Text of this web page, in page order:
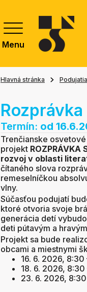
Menu
Hlavná stránka Podujatia
Termín: od
Trenčianske
projekt ROZPRÁVKA
rozvoj v oblasti
čítaného slova
remeselníčkou
vlny.
Súčasťou podujatí
ktoré otvoria svoje
generácia detí
deti pútavým a
Projekt sa bude
obcami a miestnymi
16. 6. 2026, 8:30
18. 6. 2026, 8:30
23. 6. 2026,